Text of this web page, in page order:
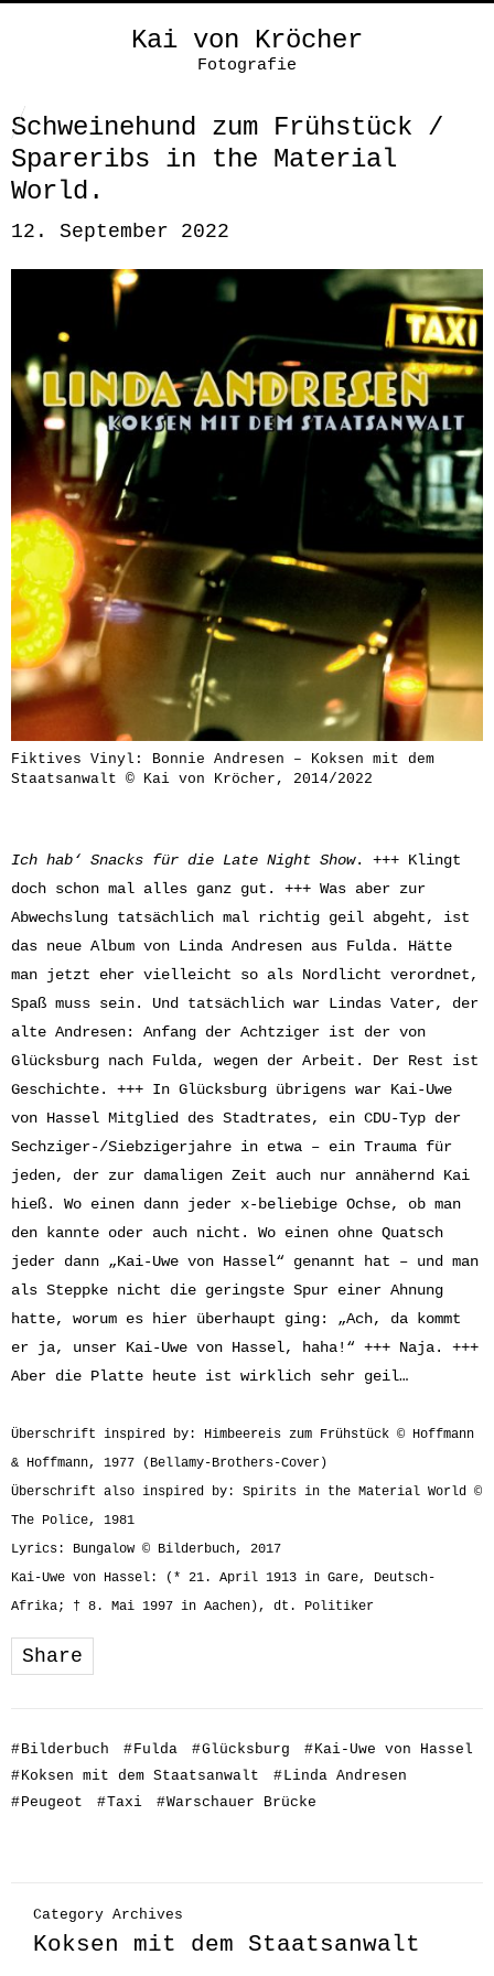
Kai von Kröcher
Fotografie
Schweinehund zum Frühstück /
Spareribs in the Material
World.
12. September 2022
Fiktives Vinyl: Bonnie Andresen – Koksen mit dem
Staatsanwalt © Kai von Kröcher, 2014/2022
Ich hab‘ Snacks für die Late Night Show. +++ Klingt
doch schon mal alles ganz gut. +++ Was aber zur
Abwechslung tatsächlich mal richtig geil abgeht, ist
das neue Album von Linda Andresen aus Fulda. Hätte
man jetzt eher vielleicht so als Nordlicht verordnet,
Spaß muss sein. Und tatsächlich war Lindas Vater, der
alte Andresen: Anfang der Achtziger ist der von
Glücksburg nach Fulda, wegen der Arbeit. Der Rest ist
Geschichte. +++ In Glücksburg übrigens war Kai-Uwe
von Hassel Mitglied des Stadtrates, ein CDU-Typ der
Sechziger-/Siebzigerjahre in etwa – ein Trauma für
jeden, der zur damaligen Zeit auch nur annähernd Kai
hieß. Wo einen dann jeder x-beliebige Ochse, ob man
den kannte oder auch nicht. Wo einen ohne Quatsch
jeder dann „Kai-Uwe von Hassel“ genannt hat – und man
als Steppke nicht die geringste Spur einer Ahnung
hatte, worum es hier überhaupt ging: „Ach, da kommt
er ja, unser Kai-Uwe von Hassel, haha!“ +++ Naja. +++
Aber die Platte heute ist wirklich sehr geil…
Überschrift inspired by: Himbeereis zum Frühstück © Hoffmann
& Hoffmann, 1977 (Bellamy-Brothers-Cover)
Überschrift also inspired by: Spirits in the Material World ©
The Police, 1981
Lyrics: Bungalow © Bilderbuch, 2017
Kai-Uwe von Hassel: (* 21. April 1913 in Gare, Deutsch-
Afrika; † 8. Mai 1997 in Aachen), dt. Politiker
Share
#Bilderbuch #Fulda #Glücksburg #Kai-Uwe von Hassel
#Koksen mit dem Staatsanwalt #Linda Andresen
#Peugeot #Taxi #Warschauer Brücke
Category Archives
Koksen mit dem Staatsanwalt